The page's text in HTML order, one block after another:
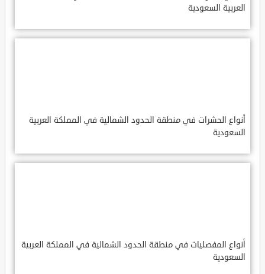
العربية السعودية
أنواع الحشرات في منطقة الحدود الشمالية في المملكة العربية
السعودية
أنواع المفصليات في منطقة الحدود الشمالية في المملكة العربية
السعودية